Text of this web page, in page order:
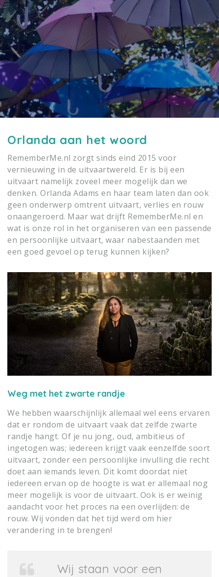
Orlanda aan het woord
RememberMe.nl zorgt sinds eind 2015 voor
vernieuwing in de uitvaartwereld. Er is bij een
uitvaart namelijk zoveel meer mogelijk dan we
denken. Orlanda Adams en haar team laten dan ook
geen onderwerp omtrent uitvaart, verlies en rouw
onaangeroerd. Maar wat drijft RememberMe.nl en
wat is onze rol in het organiseren van een passende
en persoonlijke uitvaart, waar nabestaanden met
een goed gevoel op terug kunnen kijken?
Weg met het zwarte randje
We hebben waarschijnlijk allemaal wel eens ervaren
dat er rondom de uitvaart vaak dat zelfde zwarte
randje hangt. Of je nu jong, oud, ambitieus of
ingetogen was; iedereen krijgt vaak eenzelfde soort
uitvaart, zonder een persoonlijke invulling die recht
doet aan iemands leven. Dit komt doordat niet
iedereen ervan op de hoogte is wat er allemaal nog
meer mogelijk is voor de uitvaart. Ook is er weinig
aandacht voor het proces na een overlijden: de
rouw. Wij vonden dat het tijd werd om hier
verandering in te brengen!
Wij staan voor een